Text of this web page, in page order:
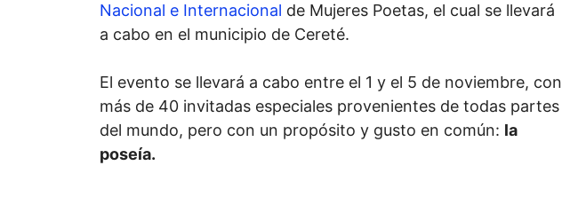
Nacional e Internacional de Mujeres Poetas, el cual se llevará
a cabo en el municipio de Cereté.
El evento se llevará a cabo entre el 1 y el 5 de noviembre, con
más de 40 invitadas especiales provenientes de todas partes
del mundo, pero con un propósito y gusto en común: la
poseía.